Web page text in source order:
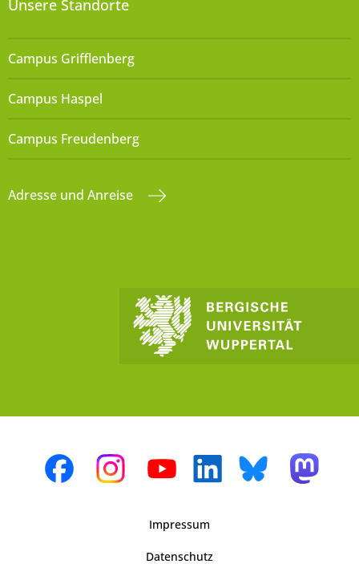
Unsere Standorte
Campus Grifflenberg
Campus Haspel
Campus Freudenberg
Adresse und Anreise
Impressum
Datenschutz